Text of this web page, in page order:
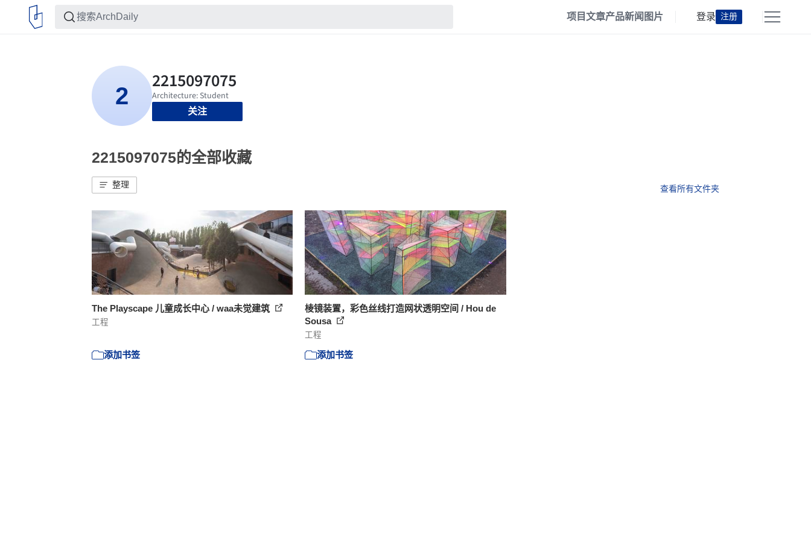
项目文章产品新闻 图片 登录 注册
关注
2215097075的全部收藏
整理 查看所有文件夹
The Playscape 儿童成长中心 / waa未觉建筑
工程
添加书签
棱镜装置，彩色丝线打造网状透明空间 / Hou de
Sousa
工程
添加书签